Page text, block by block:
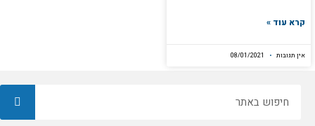
קרא עוד »
אין תגובות